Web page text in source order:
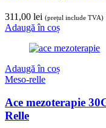
311,00 lei (prețul include TVA)
Adaugă în coș
Adaugă în coș
Meso-relle
Ace mezoterapie
Relle